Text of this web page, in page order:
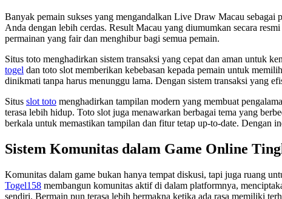
Banyak pemain sukses yang mengandalkan Live Draw Macau sebagai
Anda dengan lebih cerdas. Result Macau yang diumumkan secara
permainan yang fair dan menghibur bagi semua pemain.
Situs toto menghadirkan sistem transaksi yang cepat dan aman untuk
togel dan toto slot memberikan kebebasan kepada pemain untuk
dinikmati tanpa harus menunggu lama. Dengan sistem transaksi yang
Situs slot toto menghadirkan tampilan modern yang membuat
terasa lebih hidup. Toto slot juga menawarkan berbagai tema yang
berkala untuk memastikan tampilan dan fitur tetap up-to-date. Dengan
Sistem Komunitas dalam Game Online
Komunitas dalam game bukan hanya tempat diskusi, tapi juga ruang
Togel158 membangun komunitas aktif di dalam platformnya,
sendiri. Bermain pun terasa lebih bermakna ketika ada rasa memiliki